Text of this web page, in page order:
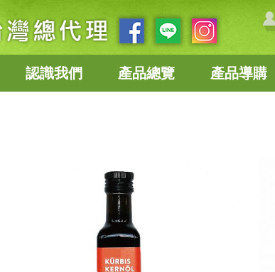
認識我們 產品總覽 產品導購